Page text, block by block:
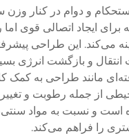
و دوام در کنار وزن
برای ایجاد اتصالی
می‌کند. این طراحی
و بازگشت انرژی
طراحی به کمک
از جمله رطوبت و
است و نسبت به مواد
را فراهم می‌کند.